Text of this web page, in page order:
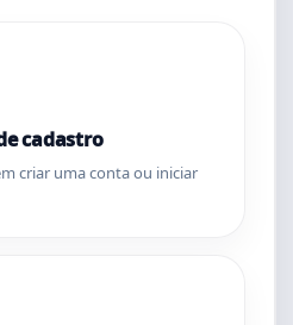
cadastro
criar uma conta ou iniciar